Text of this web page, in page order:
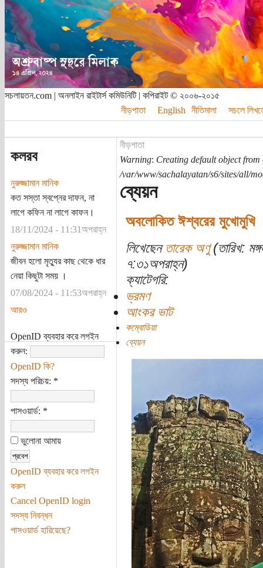
সচলায়তন.com | অনলাইন রাইটার্স কমিউনিটি | কপিরাইট © ২০০৬-২০১৫
নীড়পাতা
English নীতিমালা সচলে
কলরব
নুরুজ্জামান মানিক
কত সস্তা স্বপ্নের দাফন, না
লাগে কফিন না লাগে কাফন।
18/11/2024 - 11:31অপরাহ্ন
নুরুজ্জামান মানিক
জীবন হলো মৃত্যুর কাছ থেকে ধার
নেয়া কিছুটা সময় ।
07/08/2024 - 11:53অপরাহ্ন
আরও
OpenID ব্যবহার করে লগইন
করুন:
OpenID কি?
সদস্য পরিচয়: *
পাসওয়ার্ড: *
ভুলোনা আমায়
OpenID ব্যবহার করে লগইন
করুন
Cancel OpenID login
সদস্য নিবন্ধন
পাসওয়ার্ড হারিয়েছে?
নীড়পাতা
Warning: Creating default object from
/var/www/sachalayatan/s6/sites/all/
ব্যেয়ন
অবলোকিত ঈশ্বরের মুখোমুখি
লিখেছেন তারেক অণু(তারিখ:
৭:৩১অপরাহ্ন)
ক্যাটেগরি:
ভ্রমণ
আংকর ভাট
কম্বোডিয়া
ব্যেয়ন